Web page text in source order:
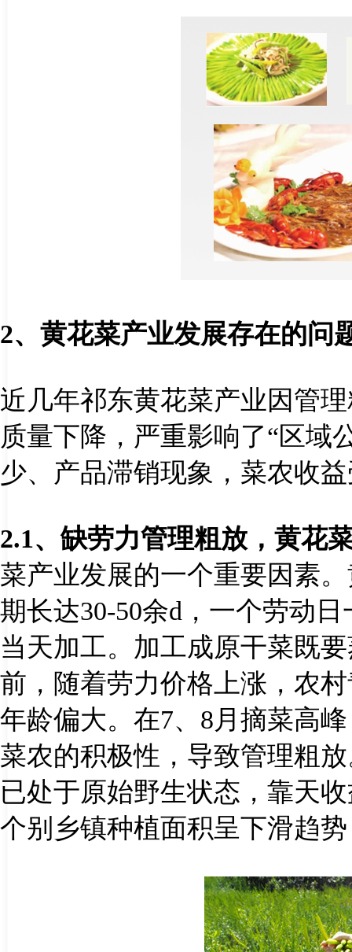
2、黄花菜产业发展存在的问
近几年祁东黄花菜产业因管
质量下降，严重影响了“区域
少、产品滞销现象，菜农收
2.1、缺劳力管理粗放，黄花
菜产业发展的一个重要因素
期长达30-50余d ，一个劳动
当天加工。加工成原干菜既
前，随着劳力价格上涨，农
年龄偏大。在7、 8月摘菜高
菜农的积极性，导致管理粗
已处于原始野生状态，靠天
个别乡镇种植面积呈下滑趋